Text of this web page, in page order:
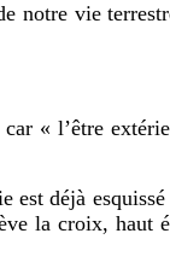
notre vie
« l’être
déjà esquissé
la croix, haut